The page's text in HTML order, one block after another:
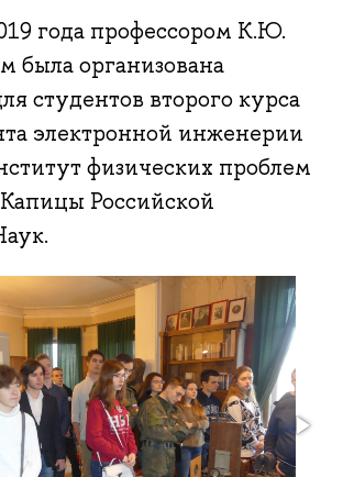
года профессором К.Ю.
была организована
студентов второго курса
электронной инженерии
физических проблем
Российской